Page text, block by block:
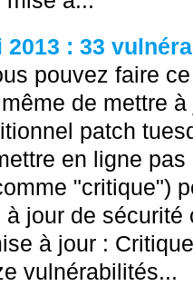
2013 : 33
pouvez faire
de mettre
patch
en ligne
"critique")
jour de sécurité
à jour :
vulnérabilités...